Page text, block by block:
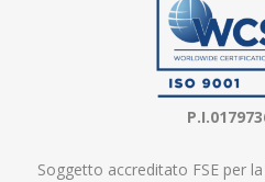
Soggetto accreditato FSE per